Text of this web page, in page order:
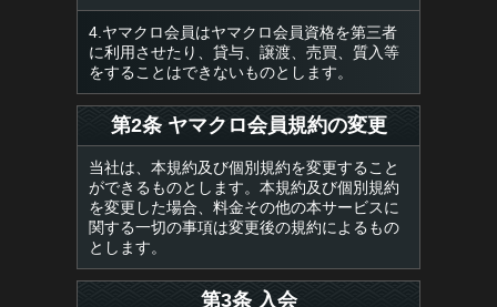
4.ヤマクロ会員はヤマクロ会員資格を第三者
に利用させたり、貸与、譲渡、売買、質入等
をすることはできないものとします。
第2条 ヤマクロ会員規約の変更
当社は、本規約及び個別規約を変更すること
ができるものとします。本規約及び個別規約
を変更した場合、料金その他の本サービスに
関する一切の事項は変更後の規約によるもの
とします。
第3条 入会